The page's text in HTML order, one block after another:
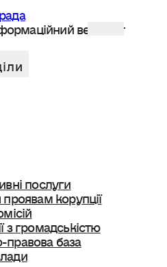
веб сайт
послуги
корупції
з громадськістю
база